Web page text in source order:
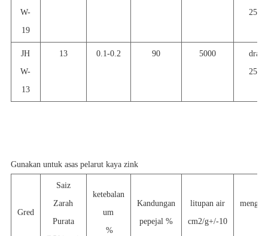
W-
19
25kg
JH
W-
13
13 0.1-0.2 90 5000
dram
25kg
Gunakan untuk asas pelarut kaya zink
Gred
Saiz
Zarah
Purata
ketebalan
um
%
Kandungan
pepejal %
litupan air
cm2/g+/-10